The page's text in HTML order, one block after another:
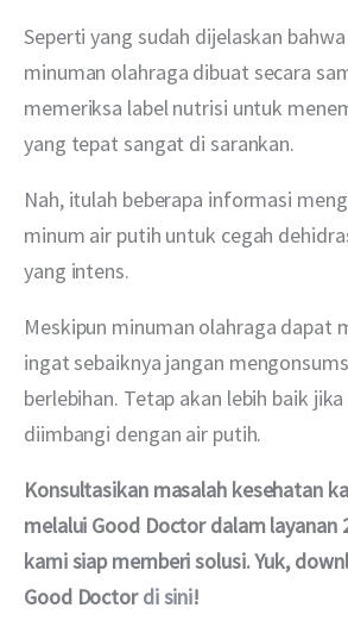
Seperti yang sudah dijelaskan
minuman olahraga dibuat secara
memeriksa label nutrisi untuk
yang tepat sangat di sarankan.
Nah, itulah beberapa informasi
minum air putih untuk cegah
yang intens.
Meskipun minuman olahraga dapat
ingat sebaiknya jangan
berlebihan. Tetap akan lebih baik
diimbangi dengan air putih.
Konsultasikan masalah kesehatan
melalui Good Doctor dalam
kami siap memberi solusi. Yuk,
Good Doctor di sini!